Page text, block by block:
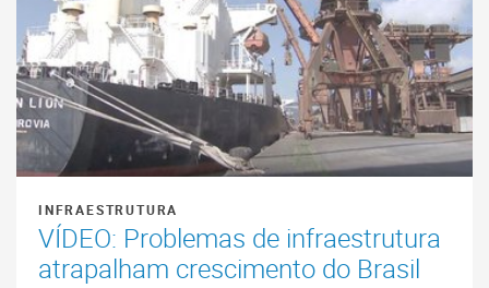
INFRAESTRUTURA
VÍDEO: Problemas de infraestrutura
atrapalham crescimento do Brasil